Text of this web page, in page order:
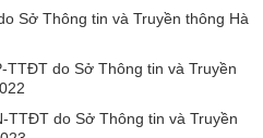
Sở Thông tin và Truyền thông Hà
TTĐT do Sở Thông tin và Truyền
TTĐT do Sở Thông tin và Truyền